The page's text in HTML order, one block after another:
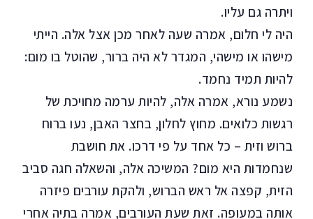
ויתרה גם עליו.
היה לי חלום, אמרה שעה לאחר מכן אצל אלה. הייתי
מישהו או מישהי, המגדר לא היה ברור, שהוטל בו מום:
להיות תמיד נחמד.
נשמע נורא, אמרה אלה, להיות ערמה מחויכת של
רגשות כלואים. מחוץ לחלון, בחצר האבן, נעו ברוח
ברוש וזית – כל אחד על פי דרכו. את חושבת
שנחמדות היא מום? המשיכה אלה, והשאלה חגה סביב
הזית, קפצה אל ראש הברוש, ולהקת עורבים פיזרה
אותה במעופה. זאת שעת העורבים, אמרה בתיה אחרי